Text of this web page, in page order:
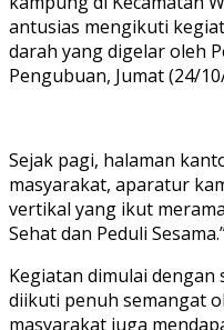
antusias mengikuti
darah yang digelar oleh
Pengubuan, Jumat (24/
Sejak pagi, halaman
masyarakat, aparatur
vertikal yang ikut
Sehat dan Peduli
Kegiatan dimulai dengan
diikuti penuh semangat
masyarakat juga